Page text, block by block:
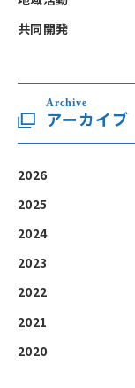
共同開発
Archive
アーカイブ
2026
2025
2024
2023
2022
2021
2020